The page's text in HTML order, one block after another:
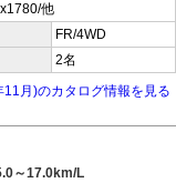
他
FR/4WD
2名
月)のカタログ情報を見る
～17.0km/L